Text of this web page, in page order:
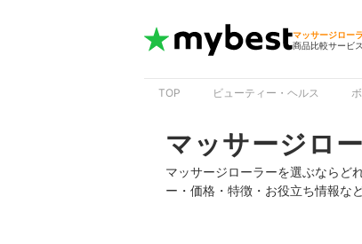
マッサージロー
商品比較サービス
TOP ビューティー・ヘルス
マッサージロ
マッサージローラーを選ぶならど
ー・価格・特徴・お役立ち情報な